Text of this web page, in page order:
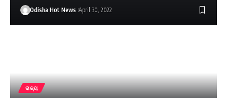
Odisha Hot News April 30, 2022
ରାଜ୍ୟ